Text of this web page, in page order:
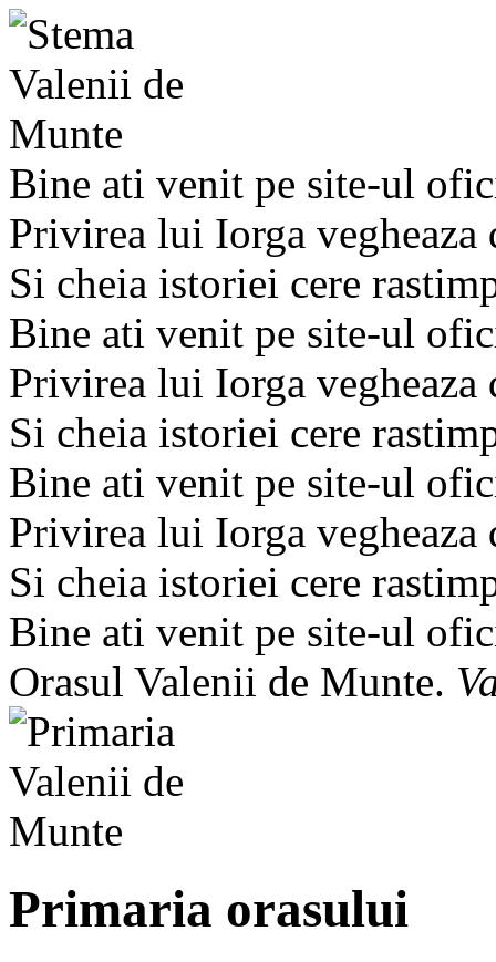
Bine ati venit pe site-ul
Privirea lui Iorga
Si cheia istoriei cere
Bine ati venit pe site-ul
Privirea lui Iorga
Si cheia istoriei cere
Bine ati venit pe site-ul
Privirea lui Iorga
Si cheia istoriei cere
Bine ati venit pe site-ul
Orasul Valenii de Munte.
Primaria orasului